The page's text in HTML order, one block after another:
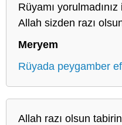
Rüyamı
Allah sizden razı
Meryem
Rüyada peygamber
Allah razı olsun